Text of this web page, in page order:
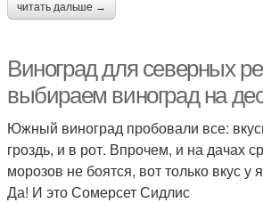
читать дальше →
Виноград для северных
выбираем виноград на
Южный виноград пробовали все:
гроздь, и в рот. Впрочем, и на дачах
морозов не боятся, вот только вкус
Да! И это Сомерсет Сидлис